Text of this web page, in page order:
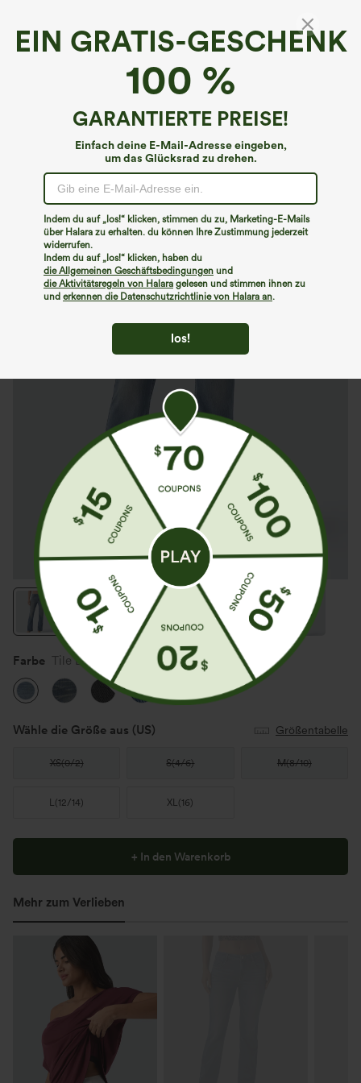
EIN GRATIS-GESCHENK
100 %
GARANTIERTE PREISE!
Einfach deine E-Mail-Adresse eingeben,
um das Glücksrad zu drehen.
Indem du auf „los!“ klicken, stimmen du zu, Marketing-E-Mails
über Halara zu erhalten. du können Ihre Zustimmung jederzeit
widerrufen.
Indem du auf „los!“ klicken, haben du
die Allgemeinen Geschäftsbedingungen und
die Aktivitätsregeln von Halara gelesen und stimmen ihnen zu
und erkennen die Datenschutzrichtlinie von Halara an.
los!
Halara Flex™ Denim*
Halara Flex™ Low-Rise-Jeans mit Taschen -
gewaschenes Finish, lässiger Bootcut
€62,95 EUR
Farbe Tile Blue Retro Denim
Sale
Wähle die Größe aus (US) Größentabelle
XS(0/2) S(4/6) M(8/10)
L(12/14) XL(16)
+ In den Warenkorb
Mehr zum Verlieben